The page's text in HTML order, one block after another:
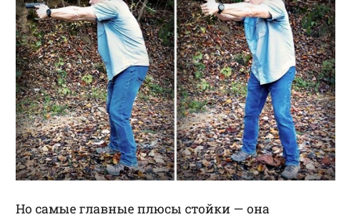
Но самые главные плюсы стойки — она